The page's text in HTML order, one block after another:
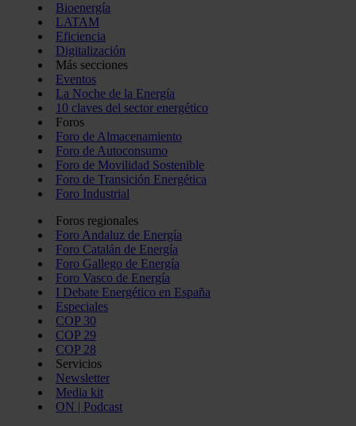
Bioenergía
LATAM
Eficiencia
Digitalización
Más secciones
Eventos
La Noche de la Energía
10 claves del sector energético
Foros
Foro de Almacenamiento
Foro de Autoconsumo
Foro de Movilidad Sostenible
Foro de Transición Energética
Foro Industrial
Foros regionales
Foro Andaluz de Energía
Foro Catalán de Energía
Foro Gallego de Energía
Foro Vasco de Energía
I Debate Energético en España
Especiales
COP 30
COP 29
COP 28
Servicios
Newsletter
Media kit
ON | Podcast